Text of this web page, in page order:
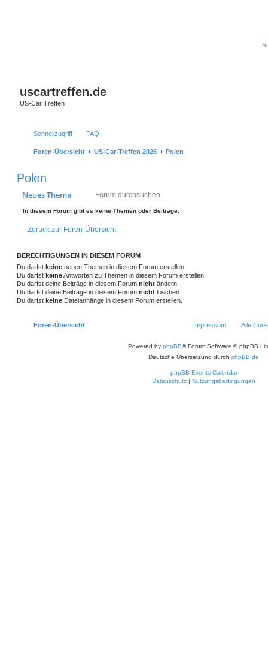
uscartreffen.de
US-Car Treffen
Schnellzugriff FAQ
Foren-Übersicht US-Car-Treffen 2026 Polen
Polen
Neues Thema
In diesem Forum gibt es keine Themen oder Beiträge.
Zurück zur Foren-Übersicht
BERECHTIGUNGEN IN DIESEM FORUM
Du darfst keine neuen Themen in diesem Forum erstellen.
Du darfst keineAntworten zu Themen in diesem Forum erstellen.
Du darfst deine Beiträge in diesem Forum nicht ändern.
Du darfst deine Beiträge in diesem Forum nicht löschen.
Du darfst keine Dateianhänge in diesem Forum erstellen.
Foren-Übersicht Alle
Impressum
Powered by phpBB® Forum Software © phpBB
Deutsche Übersetzung durch phpBB.de
phpBB Events Calendar
Datenschutz | Nutzungsbedingungen